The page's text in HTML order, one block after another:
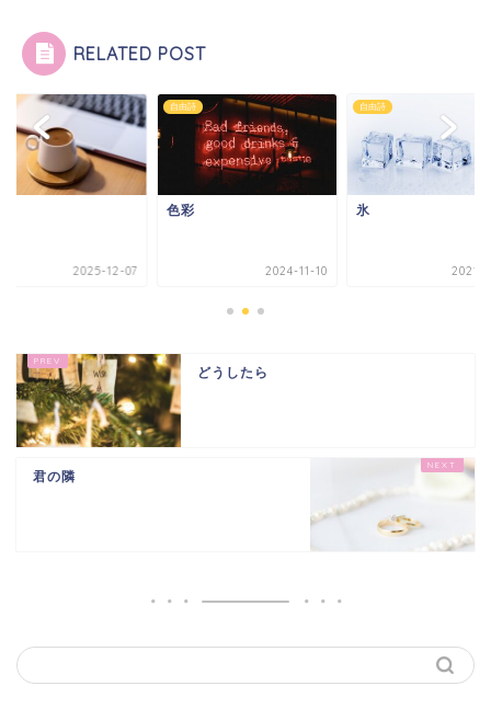
RELATED POST
2025-12-07
自由詩
色彩
2024-11-10
自由詩
氷
2021-
どうしたら
君の隣